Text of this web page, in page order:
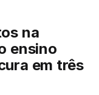
na
ensino
em três